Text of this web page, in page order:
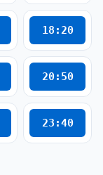
18:20
20:50
23:40